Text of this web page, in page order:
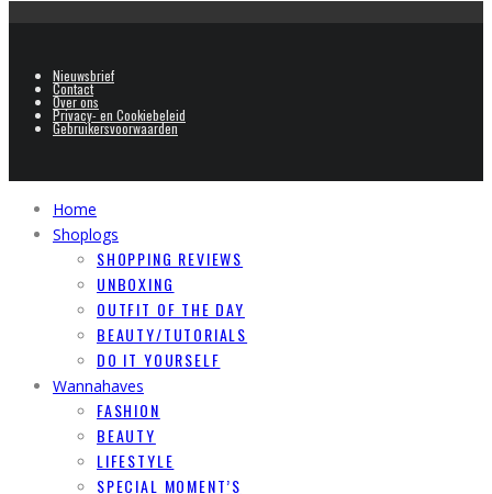
Nieuwsbrief
Contact
Over ons
Privacy- en Cookiebeleid
Gebruikersvoorwaarden
Home
Shoplogs
SHOPPING REVIEWS
UNBOXING
OUTFIT OF THE DAY
BEAUTY/TUTORIALS
DO IT YOURSELF
Wannahaves
FASHION
BEAUTY
LIFESTYLE
SPECIAL MOMENT’S